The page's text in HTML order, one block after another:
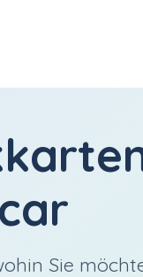
Sie